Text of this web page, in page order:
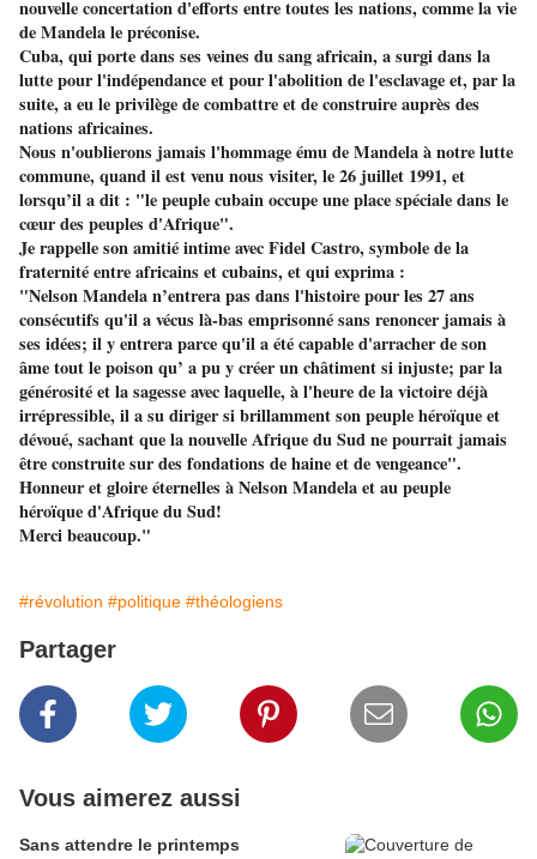
nouvelle concertation d'efforts entre toutes les nations, comme la vie
de Mandela le préconise.
Cuba, qui porte dans ses veines du sang africain, a surgi dans la
lutte pour l'indépendance et pour l'abolition de l'esclavage et, par la
suite, a eu le privilège de combattre et de construire auprès des
nations africaines.
Nous n'oublierons jamais l'hommage ému de Mandela à notre lutte
commune, quand il est venu nous visiter, le 26 juillet 1991, et
lorsqu’il a dit : "le peuple cubain occupe une place spéciale dans le
cœur des peuples d'Afrique".
Je rappelle son amitié intime avec Fidel Castro, symbole de la
fraternité entre africains et cubains, et qui exprima :
"Nelson Mandela n’entrera pas dans l'histoire pour les 27 ans
consécutifs qu'il a vécus là-bas emprisonné sans renoncer jamais à
ses idées; il y entrera parce qu'il a été capable d'arracher de son
âme tout le poison qu’ a pu y créer un châtiment si injuste; par la
générosité et la sagesse avec laquelle, à l'heure de la victoire déjà
irrépressible, il a su diriger si brillamment son peuple héroïque et
dévoué, sachant que la nouvelle Afrique du Sud ne pourrait jamais
être construite sur des fondations de haine et de vengeance".
Honneur et gloire éternelles à Nelson Mandela et au peuple
héroïque d'Afrique du Sud!
Merci beaucoup."
#révolution #politique #théologiens
Partager
Vous aimerez aussi
Sans attendre le printemps